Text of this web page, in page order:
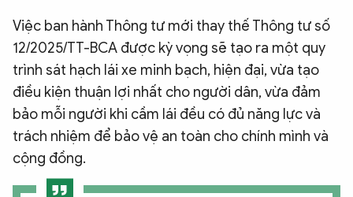
Việc ban hành Thông tư mới thay thế Thông tư số
12/2025/TT-BCA được kỳ vọng sẽ tạo ra một quy
trình sát hạch lái xe minh bạch, hiện đại, vừa tạo
điều kiện thuận lợi nhất cho người dân, vừa đảm
bảo mỗi người khi cầm lái đều có đủ năng lực và
trách nhiệm để bảo vệ an toàn cho chính mình và
cộng đồng.